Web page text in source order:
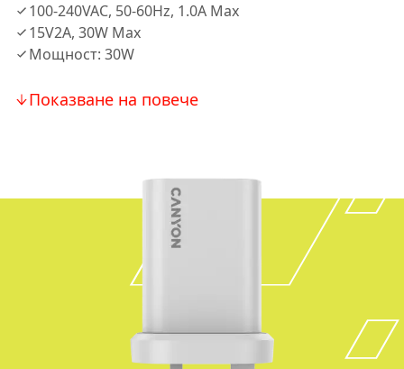
100-240VAC, 50-60Hz, 1.0A Max
15V2A, 30W Max
Мощност: 30W
Показване на повече